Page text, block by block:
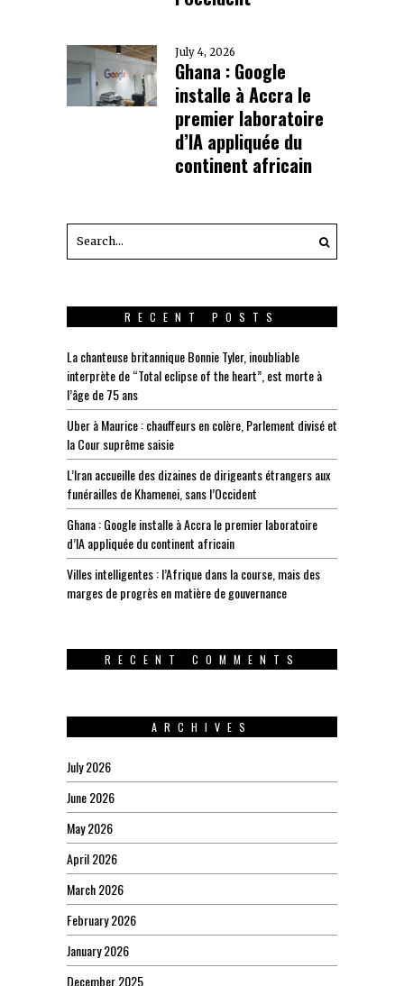
July 4, 2026
Ghana : Google
installe à Accra le
premier laboratoire
d’IA appliquée du
continent africain
RECENT POSTS
La chanteuse britannique Bonnie Tyler, inoubliable
interprète de “Total eclipse of the heart”, est morte à
l’âge de 75 ans
Uber à Maurice : chauffeurs en colère, Parlement divisé et
la Cour suprême saisie
L’Iran accueille des dizaines de dirigeants étrangers aux
funérailles de Khamenei, sans l’Occident
Ghana : Google installe à Accra le premier laboratoire
d’IA appliquée du continent africain
Villes intelligentes : l’Afrique dans la course, mais des
marges de progrès en matière de gouvernance
RECENT COMMENTS
ARCHIVES
July 2026
June 2026
May 2026
April 2026
March 2026
February 2026
January 2026
December 2025